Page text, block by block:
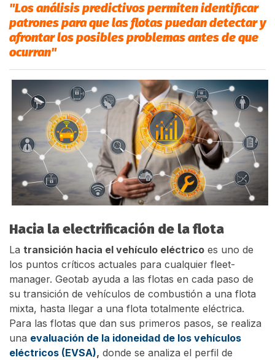
"Los análisis predictivos permiten identificar
patrones para que las flotas puedan detectar y
afrontar los posibles problemas antes de que
ocurran"
Hacia la electrificación de la flota
La transición hacia el vehículo eléctrico es uno de
los puntos críticos actuales para cualquier fleet-
manager. Geotab ayuda a las flotas en cada paso de
su transición de vehículos de combustión a una flota
mixta, hasta llegar a una flota totalmente eléctrica.
Para las flotas que dan sus primeros pasos, se realiza
una evaluación de la idoneidad de los vehículos
eléctricos (EVSA), donde se analiza el perfil de